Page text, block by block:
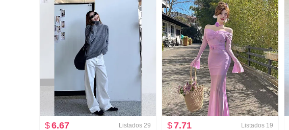
$6.67 Listados 29
$7.71 Listados 19